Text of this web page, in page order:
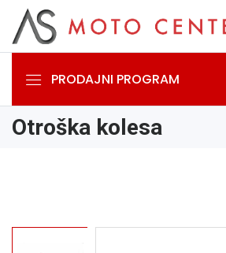
PRODAJNI PROGRAM
Otroška kolesa